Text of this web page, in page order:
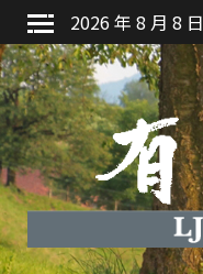
Skip
to
content
2026 年 8 月 8 日